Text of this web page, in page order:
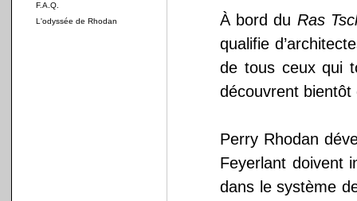
F.A.Q.
L'odyssée de Rhodan
À bord du Ras
qualifie
de tous ceux qui
découvrent
Perry Rhodan
Feyerlant doivent
dans le système